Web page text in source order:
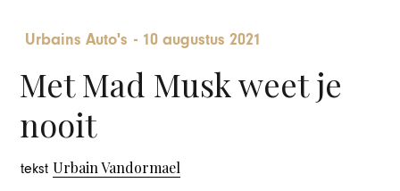
Urbains Auto's - 10 augustus 2021
Met Mad Musk weet je
nooit
tekstUrbain Vandormael